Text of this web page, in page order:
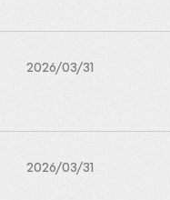
2026/03/31
2026/03/31